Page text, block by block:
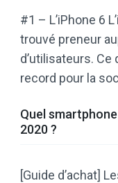
#1 – L’iPhone 6
trouvé preneur
d’utilisateurs. Ce
record pour la
Quel
2020 ?
[Guide d’achat]